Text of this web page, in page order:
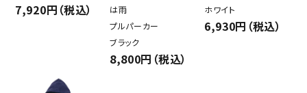
7,920円（税込）
は雨
プルパーカー
ブラック
8,800円（税込）
ホワイト
6,930円（税込）